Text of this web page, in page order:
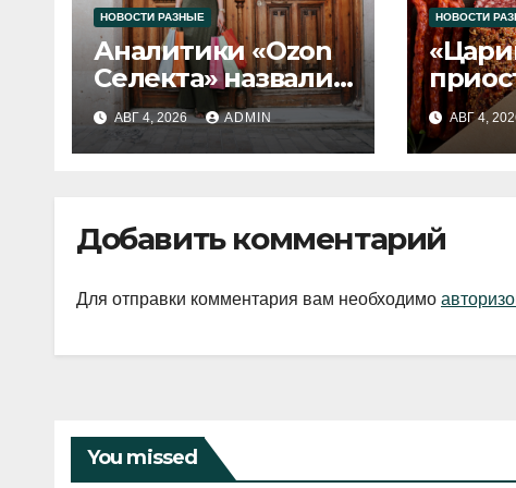
НОВОСТИ РАЗНЫЕ
Аналитики «Ozon
Селекта» назвали
fashion-тренды
2026 года
АВГ 4, 2026 ADMIN
НОВОСТИ
АВГ 4,
Добавить комментарий
Для отправки комментария вам необходимо
You missed